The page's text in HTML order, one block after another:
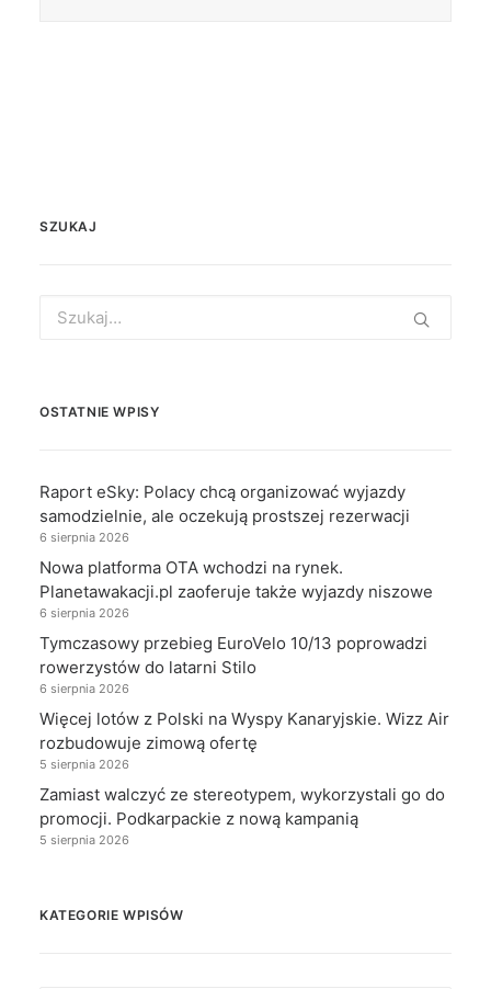
SZUKAJ
for:
OSTATNIE WPISY
Raport eSky: Polacy chcą organizować wyjazdy
samodzielnie, ale oczekują prostszej rezerwacji
6 sierpnia 2026
Nowa platforma OTA wchodzi na rynek.
Planetawakacji.pl zaoferuje także wyjazdy niszowe
6 sierpnia 2026
Tymczasowy przebieg EuroVelo 10/13 poprowadzi
rowerzystów do latarni Stilo
6 sierpnia 2026
Więcej lotów z Polski na Wyspy Kanaryjskie. Wizz Air
rozbudowuje zimową ofertę
5 sierpnia 2026
Zamiast walczyć ze stereotypem, wykorzystali go do
promocji. Podkarpackie z nową kampanią
5 sierpnia 2026
KATEGORIE WPISÓW